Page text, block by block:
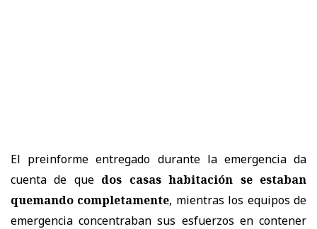
El preinforme entregado durante la emergencia da
cuenta de que dos casas habitación se estaban
quemando completamente, mientras los equipos de
emergencia concentraban sus esfuerzos en contener